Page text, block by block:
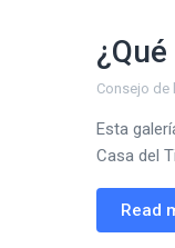
Consejo de
Esta
Casa del
Read